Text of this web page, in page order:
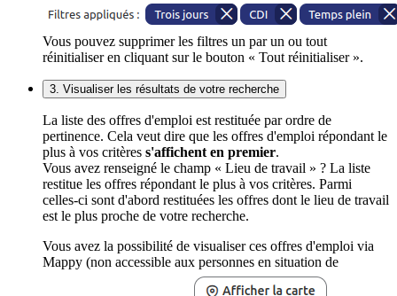
Vous pouvez supprimer les filtres un par un ou tout
réinitialiser en cliquant sur le bouton « Tout réinitialiser ».
3. Visualiser les résultats de votre recherche
La liste des offres d'emploi est restituée par ordre de
pertinence. Cela veut dire que les offres d'emploi répondant le
plus à vos critères s'affichent en premier.
Vous avez renseigné le champ « Lieu de travail » ? La liste
restitue les offres répondant le plus à vos critères. Parmi
celles-ci sont d'abord restituées les offres dont le lieu de travail
est le plus proche de votre recherche.
Vous avez la possibilité de visualiser ces offres d'emploi via
Mappy (non accessible aux personnes en situation de